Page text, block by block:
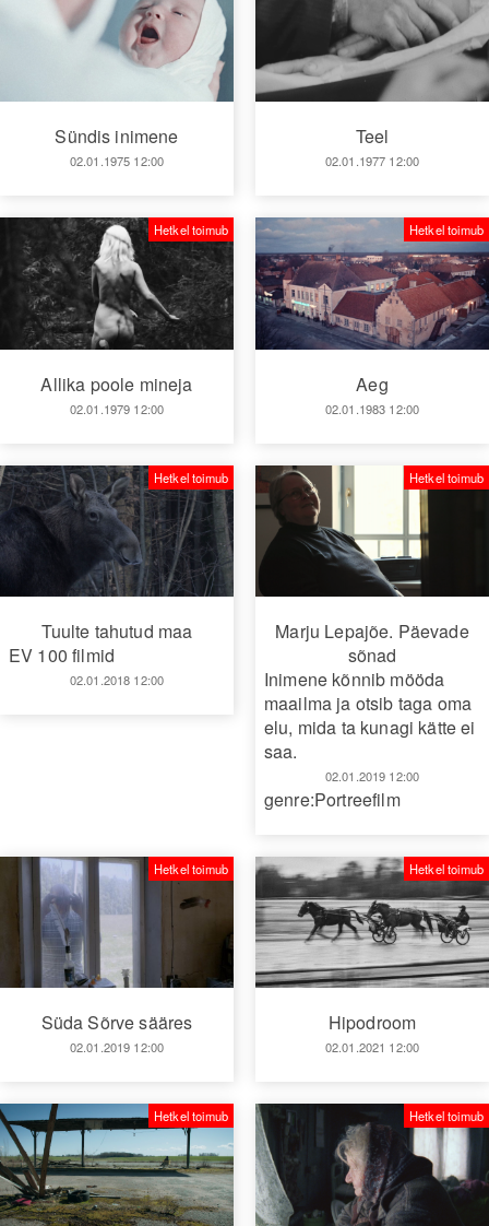
Sündis inimene
02.01.1975 12:00
Teel
02.01.1977 12:00
Allika poole mineja
02.01.1979 12:00
Hetkel toimub
Aeg
02.01.1983 12:00
Hetkel toimub
Tuulte tahutud maa
EV 100 filmid
02.01.2018 12:00
Hetkel toimub
Marju Lepajõe. Päevade
sõnad
Inimene kõnnib mööda
maailma ja otsib taga oma
elu, mida ta kunagi kätte ei
saa.
02.01.2019 12:00
Hetkel toimub
genre:Portreefilm
Süda Sõrve sääres
02.01.2019 12:00
Hetkel toimub
Hipodroom
02.01.2021 12:00
Hetkel toimub
Hetkel toimub Hetkel toimub